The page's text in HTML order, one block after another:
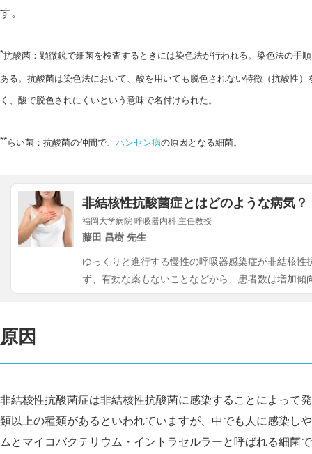
す。
*抗酸菌：顕微鏡で細菌を検査するときには染色法が行われる。染色法の手
ある。抗酸菌は染色法において、酸を用いても脱色されない特徴（抗酸性
く、酸で脱色されにくいという意味で名付けられた。
**らい菌：抗酸菌の仲間で、 ハンセン病の原因となる細菌。
非結核性抗酸菌症とはどのような病気？
福岡大学病院 呼吸器内科 主任教授
藤田 昌樹 先生
ゆっくりと進行する慢性の呼吸器感染症が非結核
ず、有効な薬もないことなどから、患者数は増加傾
原因
非結核性抗酸菌症は非結核性抗酸菌に感染することによって
類以上の種類があるといわれていますが、中でも人に感染し
ムとマイコバクテリウム・イントラセルラーと呼ばれる細菌